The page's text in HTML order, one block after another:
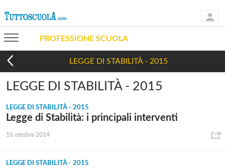
PROFESSIONE SCUOLA
LEGGE DI STABILITÀ - 2015
LEGGE DI STABILITÀ - 2015
LEGGE DI STABILITÀ - 2015
Legge di Stabilità: i principali interventi
16 ottobre 2014
LEGGE DI STABILITÀ - 2015